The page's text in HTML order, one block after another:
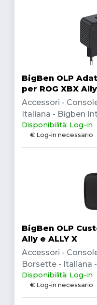
BigBen OLP
per ROG XBX Ally
Accessori -
Italiana - Bigben
Disponibilità: Log-in
€ Log-in necessario
BigBen OLP
Ally e ALLY X
Accessori -
Borsette - Italiana
Disponibilità: Log-in
€ Log-in necessario